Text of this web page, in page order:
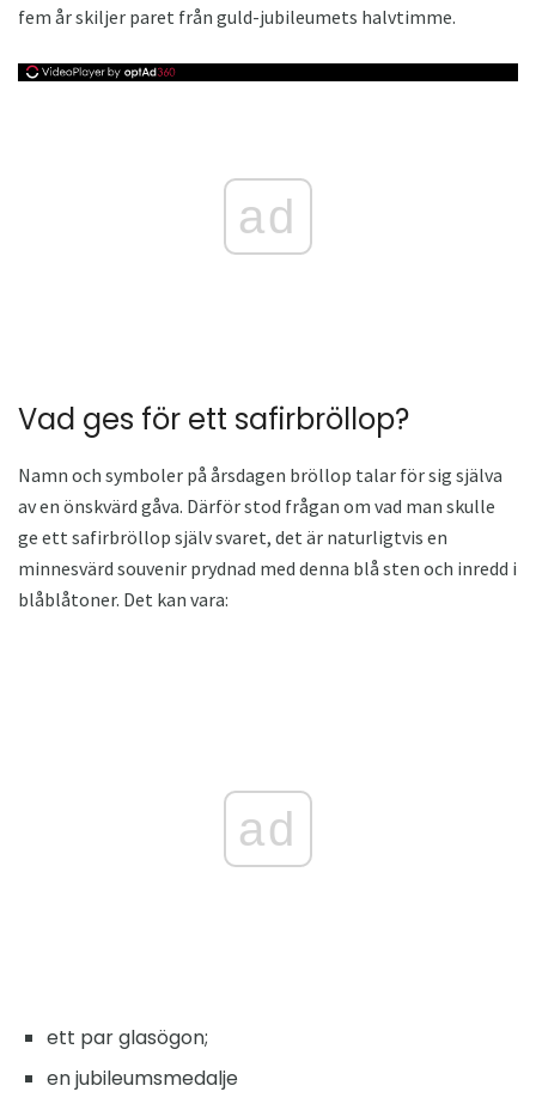
fem år skiljer paret från guld-jubileumets halvtimme.
ad
Vad ges för ett safirbröllop?
Namn och symboler på årsdagen bröllop talar för sig själva
av en önskvärd gåva. Därför stod frågan om vad man skulle
ge ett safirbröllop själv svaret, det är naturligtvis en
minnesvärd souvenir prydnad med denna blå sten och inredd i
blåblåtoner. Det kan vara:
ad
ett par glasögon;
en jubileumsmedalje